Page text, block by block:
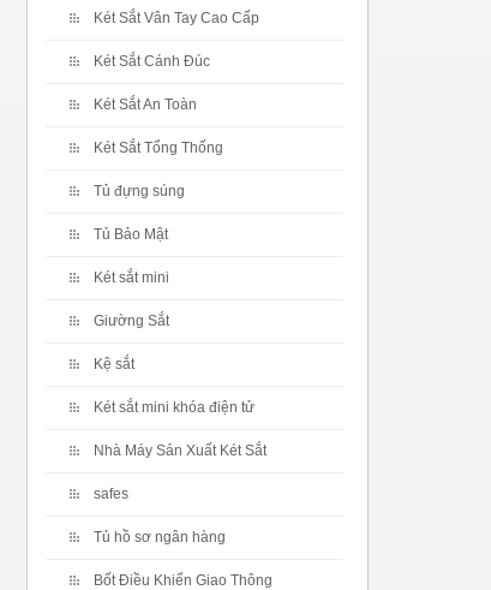
Két Sắt Vân Tay Cao Cấp
Két Sắt Cánh Đúc
Két Sắt An Toàn
Két Sắt Tổng Thống
Tủ đựng súng
Tủ Bảo Mật
Két sắt mini
Giường Sắt
Kệ sắt
Két sắt mini khóa điện tử
Nhà Máy Sản Xuất Két Sắt
safes
Tủ hồ sơ ngân hàng
Bốt Điều Khiển Giao Thông